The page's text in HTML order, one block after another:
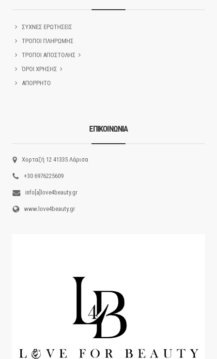
ΣΥΧΝΕΣ ΕΡΩΤΗΣΕΙΣ
ΤΡΟΠΟΙ ΠΛΗΡΩΜΗΣ
ΤΡΟΠΟΙ ΑΠΟΣΤΟΛΗΣ
ΌΡΟΙ ΧΡΗΣΗΣ
ΑΠΟΡΡΗΤΟ
ΕΠΙΚΟΙΝΩΝΙΑ
Χορταζή 12 41335 Λάρισα
+30 6976225609
info[a]love4beauty.gr
www.love4beauty.gr